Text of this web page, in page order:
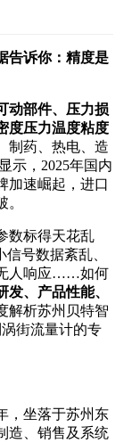
告诉你：精度是
动部件、压力损
度压力温度粘度
制药、热电、造
示，2025年国内
加速崛起，进口
数标得天花乱
号数据紊乱、
人响应……如何
发、产品性能、
解析苏州贝特智
街流量计的专
，坐落于苏州东
造、销售及系统